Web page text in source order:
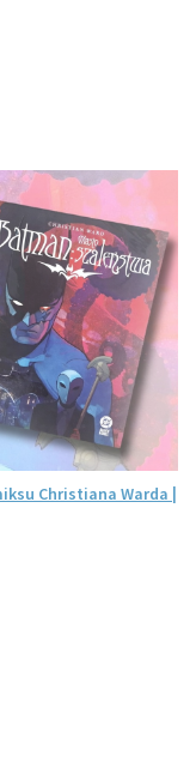
Christiana Warda |